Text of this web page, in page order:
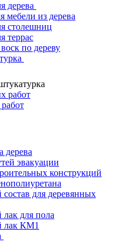
дерева
мебели из дерева
столешниц
террас
по дереву
работ
дерева
эвакуации
конструкций
для деревянных
для пола
лак КМ1